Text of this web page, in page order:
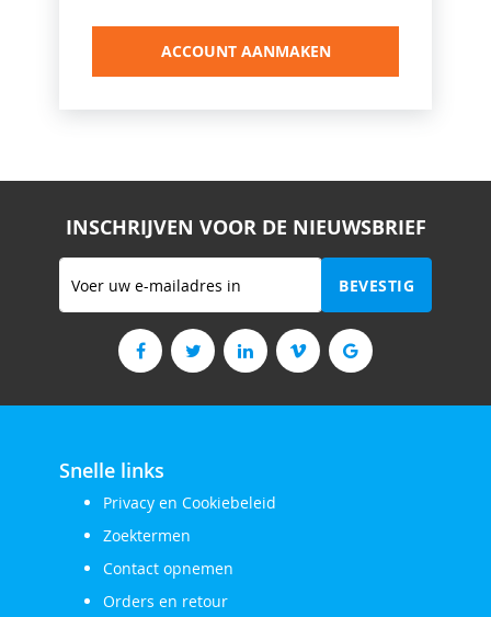
ACCOUNT AANMAKEN
INSCHRIJVEN VOOR DE NIEUWSBRIEF
Abonneer
op
nieuwsbrief
BEVESTIG
Snelle links
Privacy en Cookiebeleid
Zoektermen
Contact opnemen
Orders en retour